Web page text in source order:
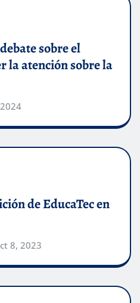
sobre el
la atención sobre la
de EducaTec en
8, 2023